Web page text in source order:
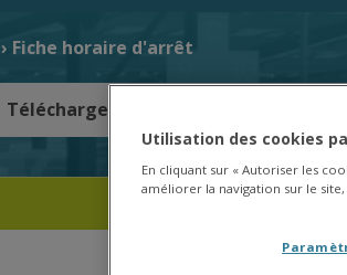
› Fiche horaire d'arrêt
Téléchargez les horaires de la saison
Utilisation des cookies
En cliquant sur « Autoriser les
améliorer la navigation sur le